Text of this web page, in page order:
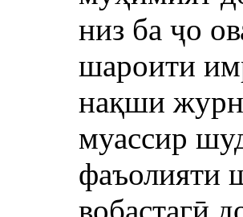
низ ба ҷо
шароити
нақши
муассир
фаъолияти
вобастагӣ